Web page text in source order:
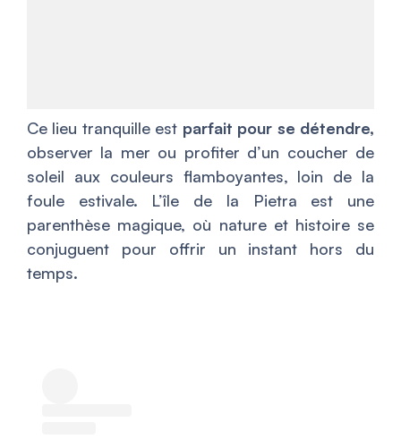
Ce lieu tranquille est parfait pour se détendre,
observer la mer ou profiter d’un coucher de
soleil aux couleurs flamboyantes, loin de la
foule estivale. L’île de la Pietra est une
parenthèse magique, où nature et histoire se
conjuguent pour offrir un instant hors du
temps.